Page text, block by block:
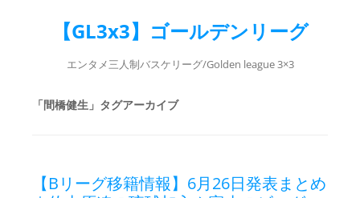
【GL3x3】ゴールデンリーグ
エンタメ三人制バスケリーグ/Golden league 3×3
「間橋健生 」タグアーカイブ
【Bリーグ移籍情報】6月26日発表まとめ